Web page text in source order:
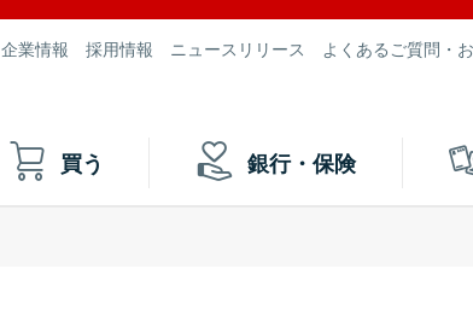
企業情報 採用情報 ニュースリリース よくあるご質問・
買う 銀行・保険